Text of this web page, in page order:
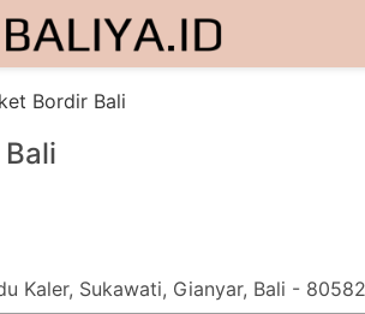
Bordir Bali
Kaler, Sukawati, Gianyar, Bali - 80582